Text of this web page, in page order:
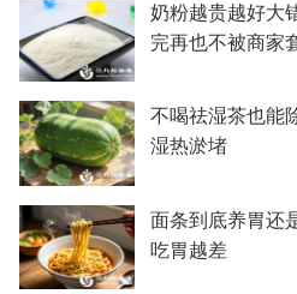
奶粉越贵越好大
完再也不被商家
不喝祛湿茶也能
湿热淤堵
面条到底养胃还
吃胃越差